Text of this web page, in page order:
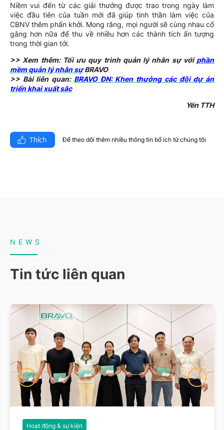
Niềm vui đến từ các giải thưởng được trao trong ngày làm
việc đầu tiên của tuần mới đã giúp tinh thần làm việc của
CBNV thêm phấn khởi. Mong rằng, mọi người sẽ cùng nhau cố
gắng hơn nữa để thu về nhiều hơn các thành tích ấn tượng
trong thời gian tới.
>> Xem thêm: Tối ưu quy trình quản lý nhân sự với phần
mềm quản lý nhân sựBRAVO
>> Bài liên quan: BRAVO ĐN: Khen thưởng các đội dự án
triển khai xuất sắc
Yến TTH
Thích Để theo dõi thêm nhiều thông tin bổ ích từ chúng tôi​
NEWS
Tin tức liên quan
Hoạt động & sự kiện